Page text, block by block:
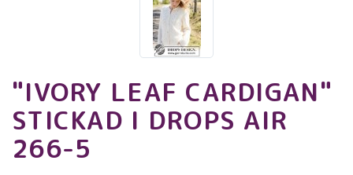
"IVORY LEAF CARDIGAN"
STICKAD I DROPS AIR
266-5